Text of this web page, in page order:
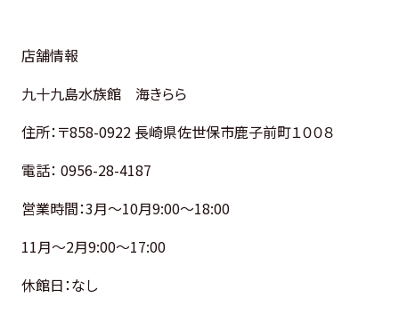
店舗情報
九十九島水族館 海きらら
住所：〒858-0922 長崎県佐世保市鹿子前町１００８
電話： 0956-28-4187
営業時間：3月～10月9:00～18:00
11月～2月9:00～17:00
休館日：なし